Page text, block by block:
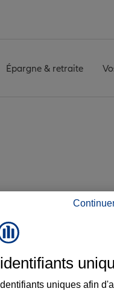
Épargne & retraite
uniques afin